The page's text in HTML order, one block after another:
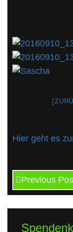
Hier geht es
Previous